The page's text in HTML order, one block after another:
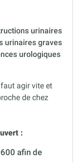
urinaires
urinaires graves
urologiques
faut agir vite et
de chez
:
afin de